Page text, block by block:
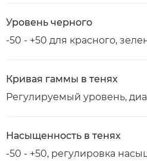
Уровень черного
-50 - +50 для красного,
Кривая гаммы в тенях
Регулируемый уровень,
Насыщенность в тенях
-50 - +50, регулировка